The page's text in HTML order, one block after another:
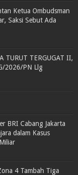
Ketua Ombudsman
Saksi Sebut Ada
TURUT TERGUGAT II,
2026/PN Llg
BRI Cabang Jakarta
dalam Kasus
4 Tambah Tiga